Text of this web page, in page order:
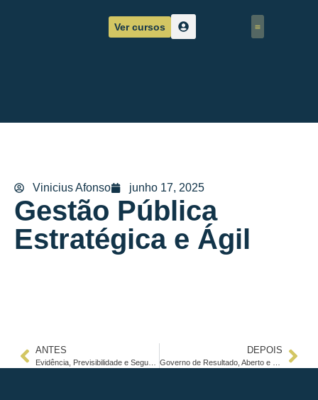
Ver cursos
Vinicius Afonso junho 17, 2025
Gestão Pública
Estratégica e Ágil
ANTES DEPOIS